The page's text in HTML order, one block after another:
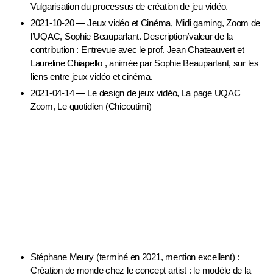
Vulgarisation du processus de création de jeu vidéo.
2021-10-20 — Jeux vidéo et Cinéma, Midi gaming, Zoom de
l’UQAC, Sophie Beauparlant. Description/valeur de la
contribution : Entrevue avec le prof. Jean Chateauvert et
Laureline Chiapello , animée par Sophie Beauparlant, sur les
liens entre jeux vidéo et cinéma.
2021-04-14 — Le design de jeux vidéo, La page UQAC
Zoom, Le quotidien (Chicoutimi)
Stéphane Meury (terminé en 2021, mention excellent) :
Création de monde chez le concept artist : le modèle de la